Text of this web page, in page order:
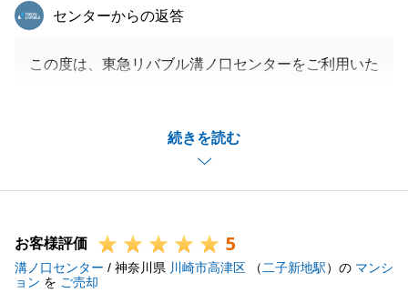
続きを読む
東急リバブル
センターからの返答
この度は、東急リバブル溝ノ口センターをご利用いた
「迅速な対応は素晴らしく、高評価である」とのお褒
めの言葉をいただき、担当者として大変光栄に存じま
お客様にとってストレスなく、スピーディーにお取引
を完了できたことは、私どもの目指すサービスの形で
す。
お客様評価 5
溝ノ口センター / 神奈川県 川崎市高津区 （ 二子新地駅）の マンシ
ョン を ご売却